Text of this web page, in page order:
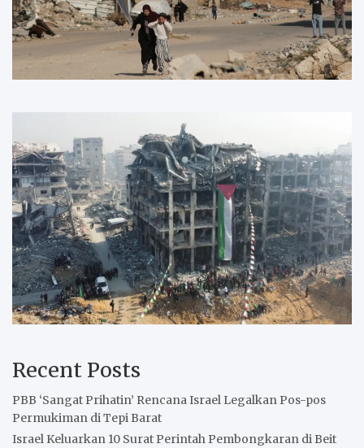
Recent Posts
PBB ‘Sangat Prihatin’ Rencana Israel Legalkan Pos-pos
Permukiman di Tepi Barat
Israel Keluarkan 10 Surat Perintah Pembongkaran di Beit